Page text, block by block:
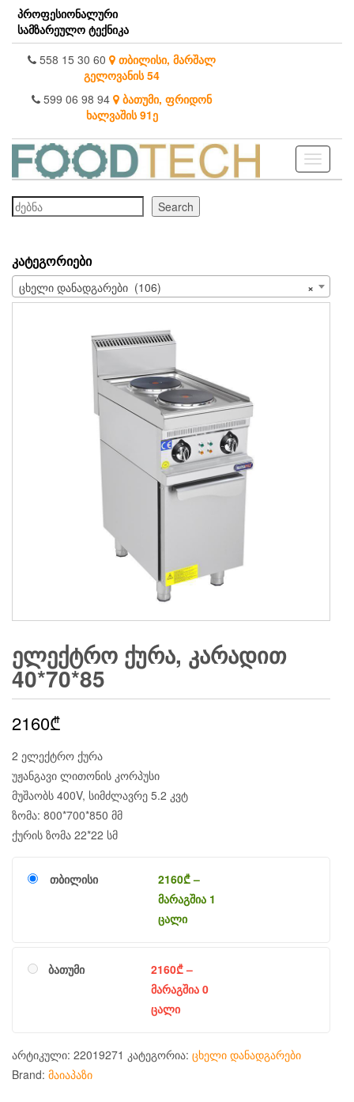
Skip
the
content
პროფესიონალური
სამზარეულო ტექნიკა
558 15 30 60 თბილისი, მარშალ
გელოვანის 54
599 06 98 94 ბათუმი, ფრიდონ
ხალვაშის 91ე
Toggle
ძებნა
Search
ᲙᲐᲢᲔᲒᲝᲠᲘᲔᲑᲘ
×
ცხელი დანადგარები (106)
ᲔᲚᲔᲥᲢᲠᲝ ᲥᲣᲠᲐ, ᲙᲐᲠᲐᲓᲘᲗ
40*70*85
2160₾
2 ელექტრო ქურა
უჟანგავი ლითონის კორპუსი
მუშაობს 400V, სიმძლავრე 5.2 კვტ
ზომა: 800*700*850 მმ
ქურის ზომა 22*22 სმ
თბილისი 2160₾–
მარაგშია 1
ცალი
ბათუმი 2160₾–
მარაგშია 0
ცალი
არტიკული: 22019271 კატეგორია: ცხელი დანადგარები
Brand: მაიაპაზი